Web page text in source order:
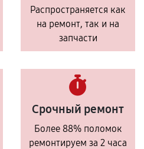
Распространяется как
на ремонт, так и на
запчасти
Срочный ремонт
Более 88% поломок
ремонтируем за 2 часа